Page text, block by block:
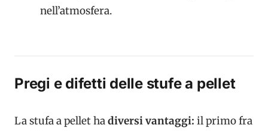
nell’atmosfera.
Pregi e difetti delle stufe a pellet
La stufa a pellet hadiversi vantaggi: il primo fra